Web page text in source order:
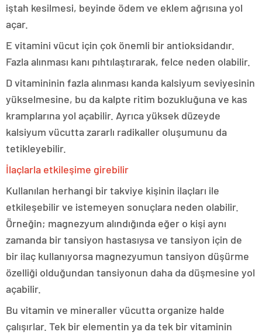
iştah kesilmesi, beyinde ödem ve eklem ağrısına yol
açar.
E vitamini vücut için çok önemli bir antioksidandır.
Fazla alınması kanı pıhtılaştırarak, felce neden olabilir.
D vitamininin fazla alınması kanda kalsiyum seviyesinin
yükselmesine, bu da kalpte ritim bozukluğuna ve kas
kramplarına yol açabilir. Ayrıca yüksek düzeyde
kalsiyum vücutta zararlı radikaller oluşumunu da
tetikleyebilir.
İlaçlarla etkileşime girebilir
Kullanılan herhangi bir takviye kişinin ilaçları ile
etkileşebilir ve istemeyen sonuçlara neden olabilir.
Örneğin; magnezyum alındığında eğer o kişi aynı
zamanda bir tansiyon hastasıysa ve tansiyon için de
bir ilaç kullanıyorsa magnezyumun tansiyon düşürme
özelliği olduğundan tansiyonun daha da düşmesine yol
açabilir.
Bu vitamin ve mineraller vücutta organize halde
çalışırlar. Tek bir elementin ya da tek bir vitaminin